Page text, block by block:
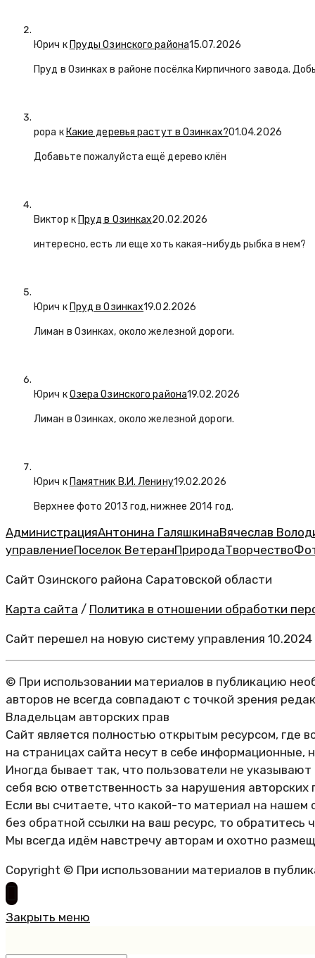
Юрич к Пруды Озинского района15.07.2026
Пруд в Озинках в районе посёлка Кирпичного завода.
popa к Какие деревья растут в Озинках?01.04.2026
Добавьте пожалуйста ещё дерево клён
Виктор к Пруд в Озинках20.02.2026
интересно, есть ли еще хоть какая-нибудь рыбка в нем?
Юрич к Пруд в Озинках19.02.2026
Лиман в Озинках, около железной дороги.
Юрич кОзера Озинского района19.02.2026
Лиман в Озинках, около железной дороги.
Юрич к Памятник В.И. Ленину19.02.2026
Верхнее фото 2013 год, нижнее 2014 год.
АдминистрацияАнтонина ГаляшкинаВячеслав
управлениеПоселок ВетеранПриродаТворчество
Сайт Озинского района Саратовской области
Карта сайта / Политика в отношении обработки
Сайт перешел на новую систему управления 10.2024
© При использовании материалов в публикацию
авторов не всегда совпадают с точкой зрения
Владельцам авторских прав
Сайт является полностью открытым ресурсом, где
на страницах сайта несут в себе информационные,
Иногда бывает так, что пользователи не
себя всю ответственность за нарушения авторских
Если вы считаете, что какой-то материал на
без обратной ссылки на ваш ресурс, то обратитесь
Мы всегда идём навстречу авторам и охотно
Copyright © При использовании материалов в
Закрыть меню